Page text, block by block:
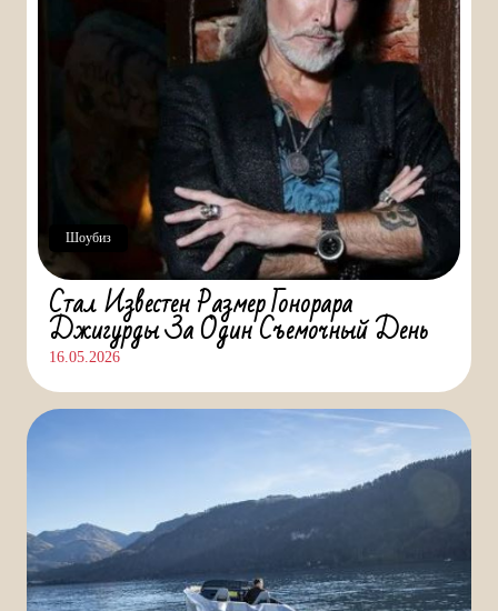
Стал Известен Размер Гонорара
Джигурды За Один Съемочный День
16.05.2026
Шоубиз